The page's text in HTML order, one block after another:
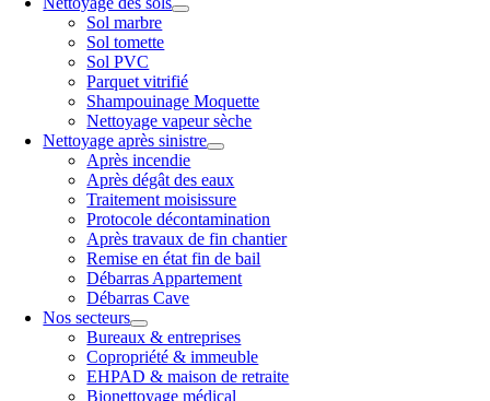
Sol marbre
Sol tomette
Sol PVC
Parquet vitrifié
Shampouinage Moquette
Nettoyage vapeur sèche
Nettoyage après sinistre
Après incendie
Après dégât des eaux
Traitement moisissure
Protocole décontamination
Après travaux de fin chantier
Remise en état fin de bail
Débarras Appartement
Débarras Cave
Nos secteurs
Bureaux & entreprises
Copropriété & immeuble
EHPAD & maison de retraite
Bionettoyage médical